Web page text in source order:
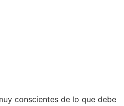
conscientes de lo que debe